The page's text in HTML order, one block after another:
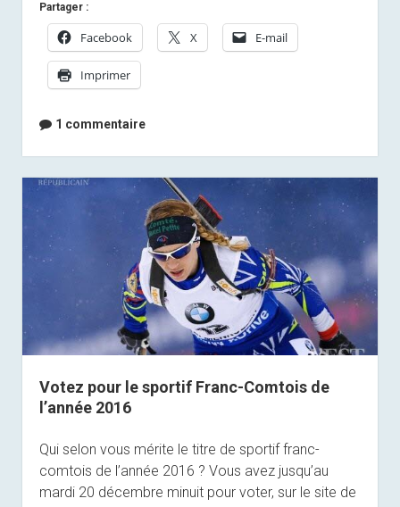
«
Je
travailler
pour
les
Partager :
Facebook X E-mail
Imprimer
1 commentaire
Votez pour le sportif Franc-Comtois de
l’année 2016
Qui selon vous mérite le titre de sportif franc-
comtois de l’année 2016 ? Vous avez jusqu’au
mardi 20 décembre minuit pour voter, sur le site de